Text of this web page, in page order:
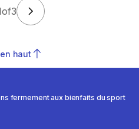
of3
haut
fermement aux bienfaits du sport